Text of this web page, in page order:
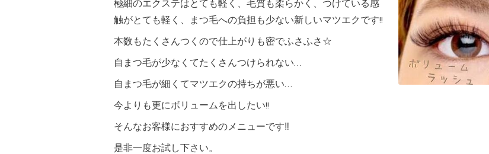
極細のエクステはとても軽く、毛質も柔らかく、つけている感
触がとても軽く、まつ毛への負担も少ない新しいマツエクです!!
本数もたくさんつくので仕上がりも密でふさふさ☆
自まつ毛が少なくてたくさんつけられない…
自まつ毛が細くてマツエクの持ちが悪い…
今よりも更にボリュームを出したい!!
そんなお客様におすすめのメニューです‼
是非一度お試し下さい。